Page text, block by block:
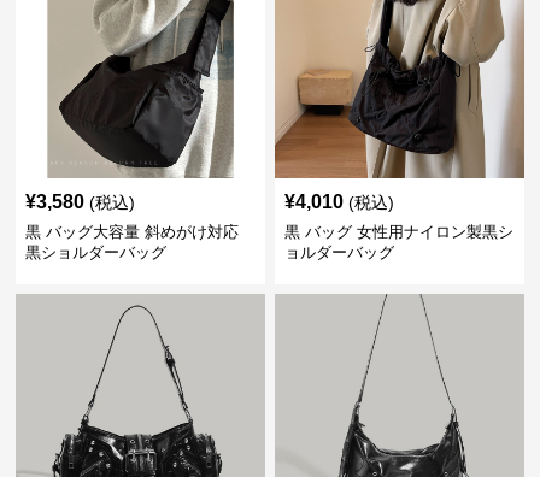
¥3,580 (税込)
黒 バッグ大容量 斜めがけ対応
黒ショルダーバッグ
¥4,010 (税込)
黒 バッグ 女性用ナイロン製黒シ
ョルダーバッグ